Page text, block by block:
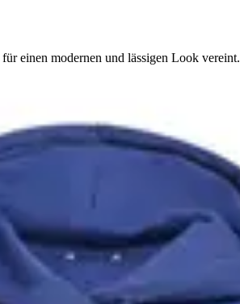
einen modernen und lässigen Look vereint.